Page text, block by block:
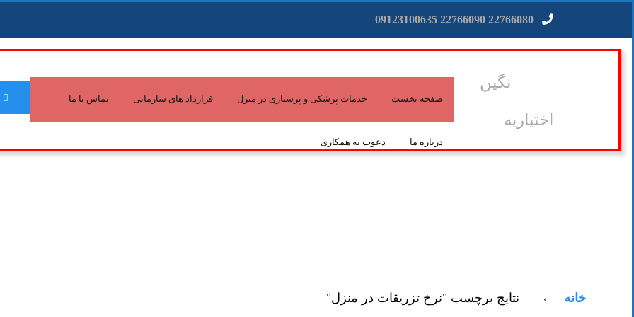
نگین
اختیاریه
صفحه نخست خدمات پزشکی و پرستاری در منزل قرارداد های سازمانی تماس با ما
درباره ما دعوت به همکاری
خانه › نتایج برچسب "نرخ تزریقات در منزل"